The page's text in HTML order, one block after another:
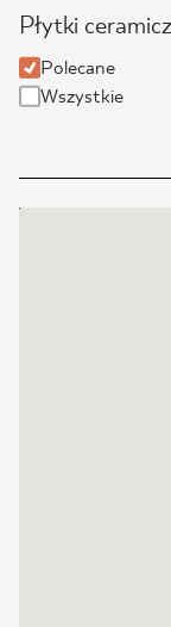
Płytki
Polecane
Wszystkie